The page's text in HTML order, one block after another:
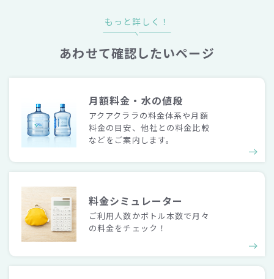
もっと詳しく！
あわせて確認したいページ
月額料金・水の値段
アクアクララの料金体系や月額
料金の目安、他社との料金比較
などをご案内します。
料金シミュレーター
ご利用人数かボトル本数で月々
の料金をチェック！